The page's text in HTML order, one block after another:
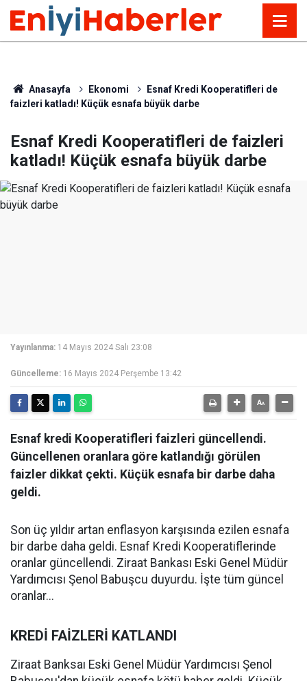
Anasayfa Ekonomi
Esnaf Kredi Kooperatifleri de
faizleri katladı! Küçük esnafa büyük darbe
Esnaf Kredi Kooperatifleri de faizleri
katladı! Küçük esnafa büyük darbe
Yayınlanma: 14 Mayıs 2024 Salı 23:08
Güncelleme: 16 Mayıs 2024 Perşembe 13:42
Esnaf kredi Kooperatifleri faizleri güncellendi.
Güncellenen oranlara göre katlandığı görülen
faizler dikkat çekti. Küçük esnafa bir darbe daha
geldi.
Son üç yıldır artan enflasyon karşısında ezilen esnafa
bir darbe daha geldi. Esnaf Kredi Kooperatiflerinde
oranlar güncellendi. Ziraat Bankası Eski Genel Müdür
Yardımcısı Şenol Babuşcu duyurdu. İşte tüm güncel
oranlar...
KREDİ FAİZLERİ KATLANDI
Ziraat Banksaı Eski Genel Müdür Yardımcısı Şenol